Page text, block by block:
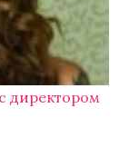
директором